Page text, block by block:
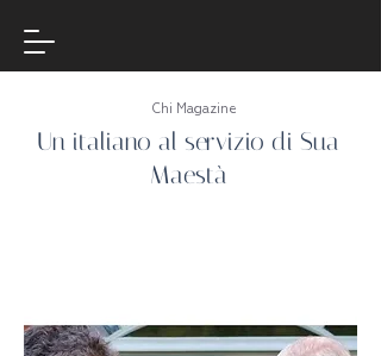
Chi Magazine
Un italiano al servizio di Sua
Maestà